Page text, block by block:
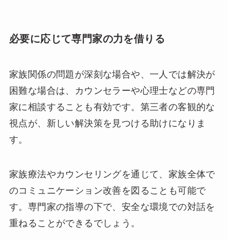
必要に応じて専門家の力を借りる
家族関係の問題が深刻な場合や、一人では解決が
困難な場合は、カウンセラーや心理士などの専門
家に相談することも有効です。第三者の客観的な
視点が、新しい解決策を見つける助けになりま
す。
家族療法やカウンセリングを通じて、家族全体で
のコミュニケーション改善を図ることも可能で
す。専門家の指導の下で、安全な環境での対話を
重ねることができるでしょう。